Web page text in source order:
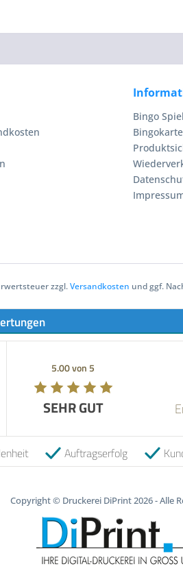
Bingo
zzgl.Versandkosten und ggf.
SEHR GUT SEHR GUT
Auftragserfolg
Copyright © Druckerei DiPrint 2026 - Alle